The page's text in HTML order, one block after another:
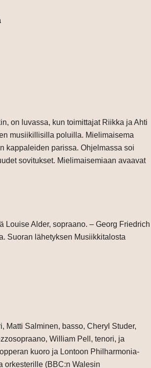
on luvassa, kun toimittajat Riikka ja Ahti
musiikillisilla poluilla. Mielimaisema
kappaleiden parissa. Ohjelmassa soi
sovitukset. Mielimaisemiaan avaavat
Louise Alder, sopraano. – Georg Friedrich
Suoran lähetyksen Musiikkitalosta
Matti Salminen, basso, Cheryl Studer,
William Pell, tenori, ja
kuoro ja Lontoon Philharmonia-
orkesterille (BBC:n Walesin